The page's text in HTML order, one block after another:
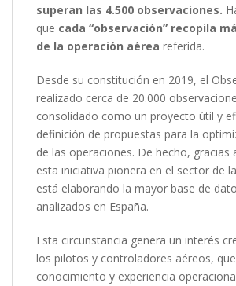
superan las 4.500 observaciones.
que cada “observación” recopila
de la operación aérea referida.
Desde su constitución en 2019, el
realizado cerca de 20.000
consolidado como un proyecto útil y
definición de propuestas para la
de las operaciones. De hecho, gracias
esta iniciativa pionera en el sector de
está elaborando la mayor base de
analizados en España.
Esta circunstancia genera un interés
los pilotos y controladores aéreos,
conocimiento y experiencia